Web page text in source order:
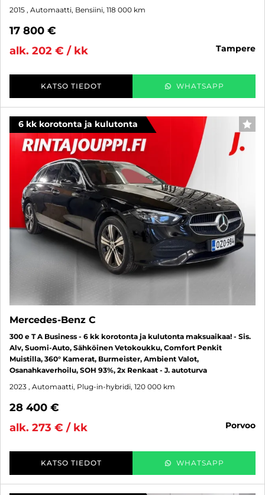
2015 , Automaatti, Bensiini, 118 000 km
17 800 €
alk. 202 € / kk
tampere
KATSO TIEDOT WHATSAPP
6 kk korotonta ja kulutonta
Mercedes-Benz C
300 e T A Business - 6 kk korotonta ja kulutonta maksuaikaa! - Sis.
Alv, Suomi-Auto, Sähköinen Vetokoukku, Comfort Penkit
Muistilla, 360° Kamerat, Burmeister, Ambient Valot,
Osanahkaverhoilu, SOH 93%, 2x Renkaat - J. autoturva
2023 , Automaatti, Plug-in-hybridi, 120 000 km
28 400 €
alk. 273 € / kk
porvoo
KATSO TIEDOT WHATSAPP